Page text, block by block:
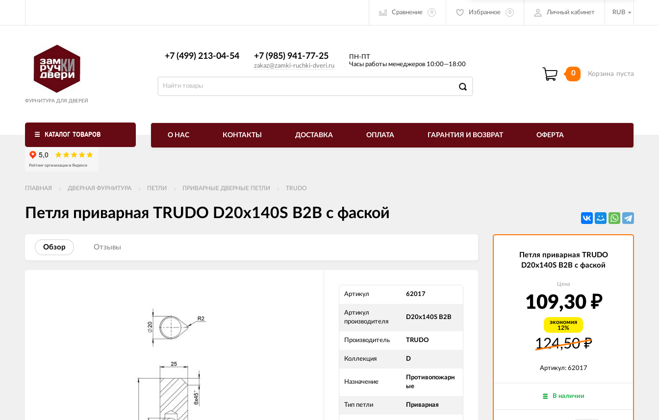
Сравнение 0 Избранное 0 Личный кабинет RUB
ФУРНИТУРА ДЛЯ ДВЕРЕЙ
+7 (499) 213-04-54​ +7 (985) 941-77-25
zakaz@zamki-ruchki-dveri.ru
ПН-ПТ
Часы работы менеджеров 10:00—18:00
0 Корзина пуста
КАТАЛОГ ТОВАРОВ О НАС КОНТАКТЫ ДОСТАВКА ОПЛАТА ГАРАНТИЯ И ВОЗВРАТ ОФЕРТА
ГЛАВНАЯ ДВЕРНАЯ ФУРНИТУРА ПЕТЛИ ПРИВАРНЫЕ ДВЕРНЫЕ ПЕТЛИ TRUDO
Петля приварная TRUDO D20x140S B2B с фаской
Обзор Отзывы
Артикул 62017
Артикул
производителя
D20x140S B2B
Производитель TRUDO
Коллекция D
Назначение
Противопожарн
ые
Тип петли Приварная
Петля приварная TRUDO
D20x140S B2B с фаской
Цена
109,30 ₽
экономия
12%
124,50₽
Артикул: 62017
В наличии